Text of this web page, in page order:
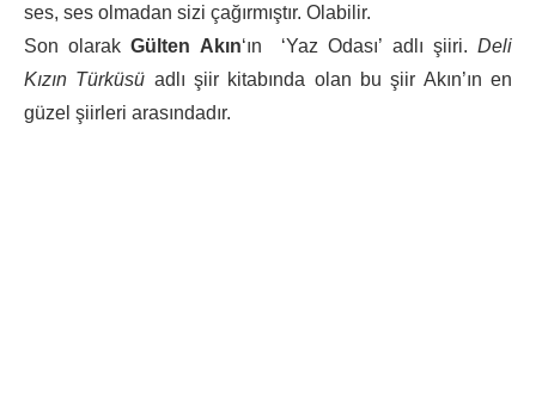
ses, ses olmadan sizi çağırmıştır. Olabilir.
Son olarakGülten Akın‘ın ‘Yaz Odası’ adlı şiiri.Deli
Kızın Türküsü adlı şiir kitabında olan bu şiir Akın’ın en
güzel şiirleri arasındadır.